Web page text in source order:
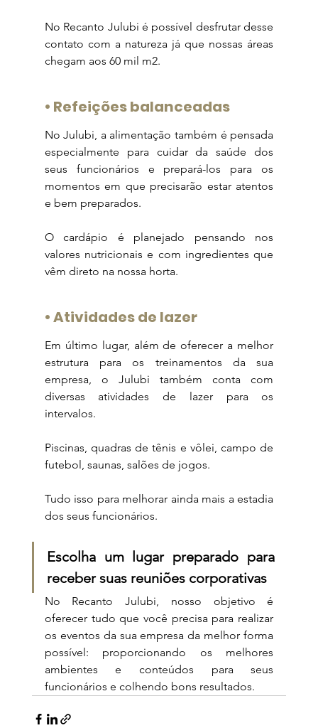
No Recanto Julubi é possível desfrutar desse
contato com a natureza já que nossas áreas
chegam aos 60 mil m2.
• Refeições balanceadas
No Julubi, a alimentação também é pensada
especialmente para cuidar da saúde dos
seus funcionários e prepará-los para os
momentos em que precisarão estar atentos
e bem preparados.
O cardápio é planejado pensando nos
valores nutricionais e com ingredientes que
vêm direto na nossa horta.
• Atividades de lazer
Em último lugar, além de oferecer a melhor
estrutura para os treinamentos da sua
empresa, o Julubi também conta com
diversas atividades de lazer para os
intervalos.
Piscinas, quadras de tênis e vôlei, campo de
futebol, saunas, salões de jogos.
Tudo isso para melhorar ainda mais a estadia
dos seus funcionários.
Escolha um lugar preparado para
receber suas reuniões corporativas
No Recanto Julubi, nosso objetivo é
oferecer tudo que você precisa para realizar
os eventos da sua empresa da melhor forma
possível: proporcionando os melhores
ambientes e conteúdos para seus
funcionários e colhendo bons resultados.